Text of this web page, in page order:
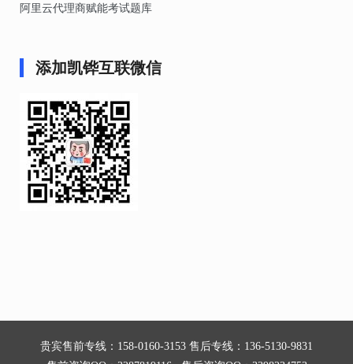
阿里云代理商赋能考试题库
添加凯铧互联微信
贵宾售前专线：158-0160-3153 售后专线：136-5130-9831